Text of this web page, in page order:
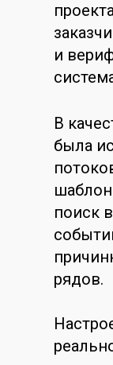
и
В
была
поиск
рядов.